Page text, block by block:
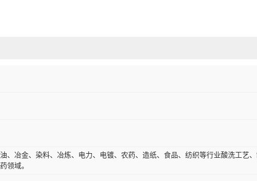
、冶金、染料、冶炼、电力、电镀、农药、造纸、食品、纺织等行业酸洗工
领域。